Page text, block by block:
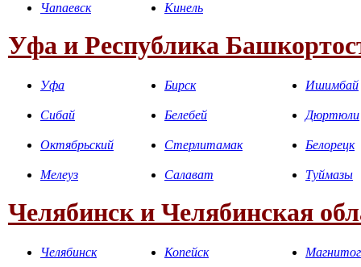
Чапаевск Кинель
Уфа и Республика
Уфа Бирск Ишимбай
Сибай Белебей Дюртюли
Октябрьский Стерлитамак Белорецк
Мелеуз Салават Туймазы
Челябинск и Челябинская
Челябинск Копейск